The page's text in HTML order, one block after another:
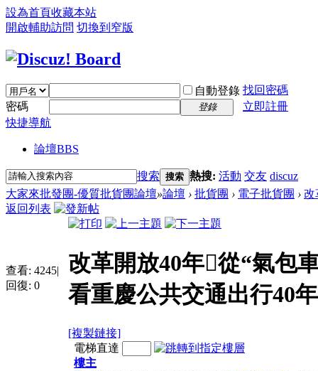
設為首頁收藏本站
開啟輔助訪問 切換到窄版
自動登錄 找回密碼
密碼
登錄
立即註冊
快捷導航
論壇BBS
搜索 搜索 熱搜: 活動 交友 discuz
大家來批發團-優質批貨團論壇»論壇 › 批貨團 › 電子批貨團 › 改
返回列表
查看: 4245|
回復: 0
改革開放40年從“氣包
看重慶公共交通出行40年
[複製鏈接]
電梯直達
樓主